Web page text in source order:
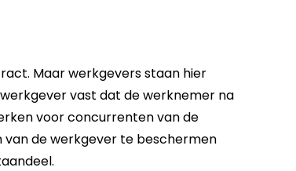
Maar werkgevers staan hier
vast dat de werknemer na
voor concurrenten van de
van de werkgever te beschermen